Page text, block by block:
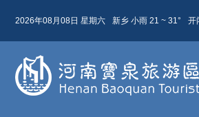
2026年08月08日 星期六 新乡 小雨 21 ~ 31°
今天( 星期六) 明天( 星期日) 后天(
开